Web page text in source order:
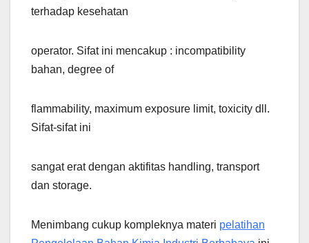
terhadap kesehatan
operator. Sifat ini mencakup : incompatibility
bahan, degree of
flammability, maximum exposure limit, toxicity dll.
Sifat-sifat ini
sangat erat dengan aktifitas handling, transport
dan storage.
Menimbang cukup kompleknya materi pelatihan